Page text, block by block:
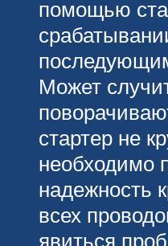
помощью
Может
стартер не
необходимо
надежность
всех
явиться